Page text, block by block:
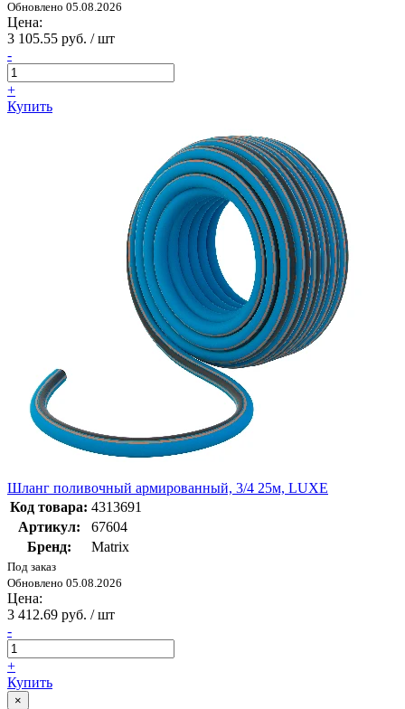
Обновлено 05.08.2026
Цена:
3 105.55 руб. / шт
-
+
Купить
Шланг поливочный армированный, 3/4 25м, LUXE
Код товара: 4313691
Артикул:
67604
Бренд:
Matrix
Под заказ
Обновлено 05.08.2026
Цена:
3 412.69 руб. / шт
-
+
Купить
×